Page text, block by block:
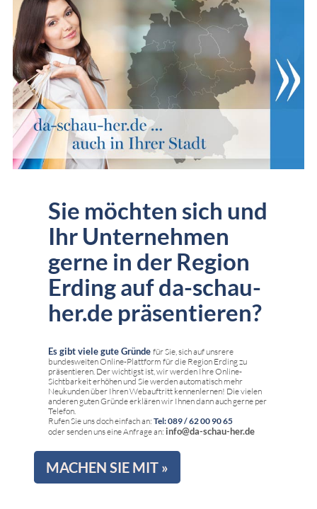
Sie möchten sich und
Ihr Unternehmen
gerne in der Region
Erding auf da-schau-
her.de präsentieren?
Es gibt viele gute Gründe für Sie, sich auf unsrere
bundesweiten Online-Plattform für die Region Erding zu
präsentieren. Der wichtigst ist, wir werden Ihre Online-
Sichtbarkeit erhöhen und Sie werden automatisch mehr
Neukunden über Ihren Webauftritt kennenlernen! Die vielen
anderen guten Gründe erklären wir Ihnen dann auch gerne per
Telefon.
Rufen Sie uns doch einfach an: Tel: 089 / 62 00 90 65
oder senden uns eine Anfrage an: info@da-schau-her.de
MACHEN SIE MIT »